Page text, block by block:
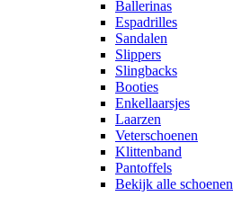
Ballerinas
Espadrilles
Sandalen
Slippers
Slingbacks
Booties
Enkellaarsjes
Laarzen
Veterschoenen
Klittenband
Pantoffels
Bekijk alle schoenen